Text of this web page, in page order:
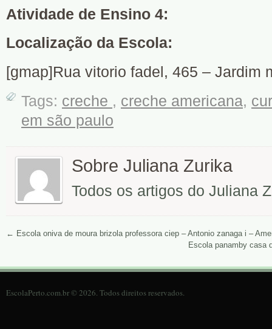
Atividade de Ensino 4:
Localização da Escola:
[gmap]Rua vitorio fadel, 465 – Jardim
Tags: creche , creche americana,
em são paulo
Sobre Juliana Zurika
Todos os artigos do Juliana
← Escola oniva de moura brizola professora ciep – Antonio zanaga i –
Escola panamby casa
EscolaPerto.com.br © 2026. Todos direitos reservados.